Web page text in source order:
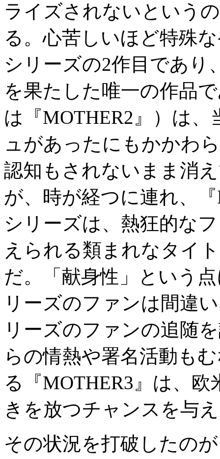
ライズされないという
る。心苦しいほど特殊
シリーズの2作目であり
を果たした唯一の作品
は『MOTHER2 』）は
ュがあったにもかかわ
認知もされないまま消
が、時が経つに連れ、『
シリーズは、熱狂的な
えられる類まれなタイ
だ。「献身性」という
リーズのファンは間違
リーズのファンの追随
らの情熱や署名活動も
る『MOTHER3 』は、
きを放つチャンスを与
その状況を打破したの